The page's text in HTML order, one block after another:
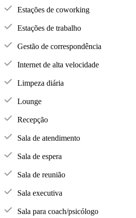
Estações de coworking
Estações de trabalho
Gestão de correspondência
Internet de alta velocidade
Limpeza diária
Lounge
Recepção
Sala de atendimento
Sala de espera
Sala de reunião
Sala executiva
Sala para coach/psicólogo